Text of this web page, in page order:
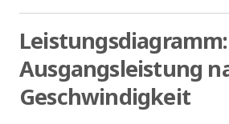
Leistungsdiagramm:
Ausgangsleistung
Geschwindigkeit